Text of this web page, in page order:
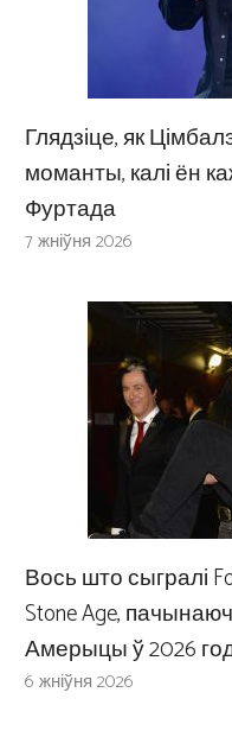
Глядзіце, як
моманты, калі ён
Фуртада
7 жніўня 2026
Вось што сыгралі
Stone Age,
Амерыцы ў 2026
6 жніўня 2026